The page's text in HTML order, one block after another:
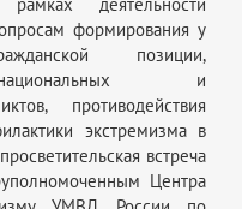
деятельности
формирования у
позиции,
и
противодействия
экстремизма в
встреча
Центра